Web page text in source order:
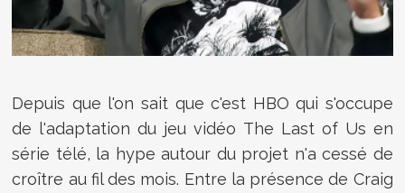
Depuis que l'on sait que c'est HBO qui s'occupe
de l'adaptation du jeu vidéo The Last of Us en
série télé, la hype autour du projet n'a cessé de
croître au fil des mois. Entre la présence de Craig